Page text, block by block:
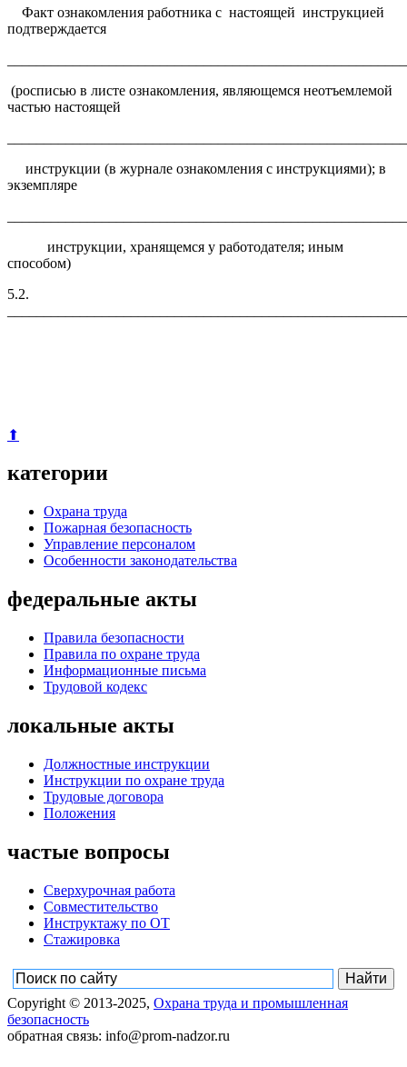
Факт ознакомления работника с настоящей инструкцией
подтверждается
(росписью в листе ознакомления, являющемся неотъемлемой
частью настоящей
инструкции (в журнале ознакомления с инструкциями); в
экземпляре
инструкции, хранящемся у работодателя; иным
способом)
5.2.
⬆
категории
Охрана труда
Пожарная безопасность
Управление персоналом
Особенности законодательства
федеральные акты
Правила безопасности
Правила по охране труда
Информационные письма
Трудовой кодекс
локальные акты
Должностные инструкции
Инструкции по охране труда
Трудовые договора
Положения
частые вопросы
Сверхурочная работа
Совместительство
Инструктажу по ОТ
Стажировка
Copyright © 2013-2025, Охрана труда и промышленная
безопасность
обратная связь: info@prom-nadzor.ru